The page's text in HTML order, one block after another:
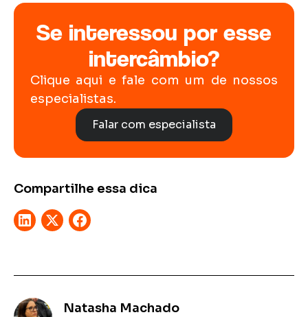
Se interessou por esse
intercâmbio?
Clique aqui e fale com um de nossos
especialistas.
Falar com especialista
Compartilhe essa dica
Natasha Machado